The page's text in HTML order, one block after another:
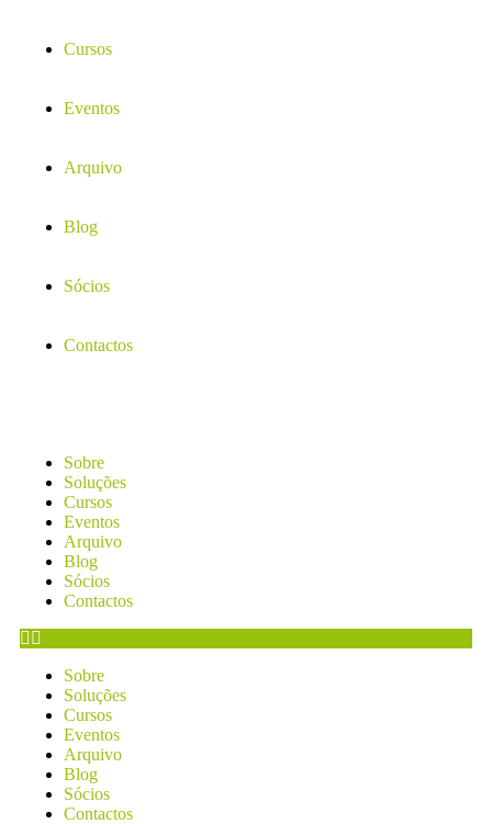
Cursos
Eventos
Arquivo
Blog
Sócios
Contactos
Sobre
Soluções
Cursos
Eventos
Arquivo
Blog
Sócios
Contactos
Sobre
Soluções
Cursos
Eventos
Arquivo
Blog
Sócios
Contactos